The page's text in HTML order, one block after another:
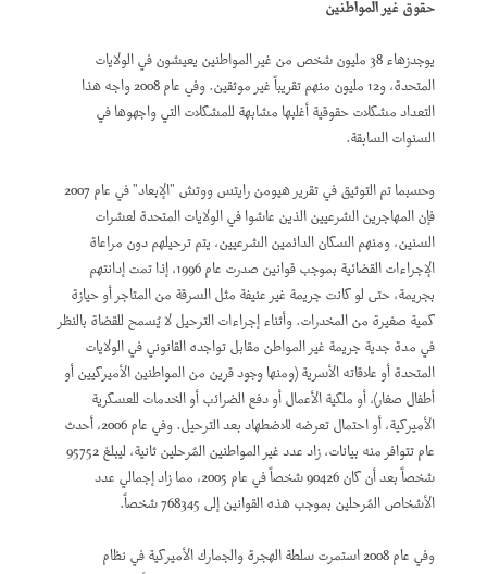
حقوق غير المواطنين
يوجدزهاء 38 مليون شخص من غير المواطنين يعيشون في الولايات
المتحدة، و12 مليون منهم تقريباً غير موثقين. وفي عام 2008 واجه هذا
التعداد مشكلات حقوقية أغلبها مشابهة للمشكلات التي واجهوها في
السنوات السابقة.
وحسبما تم التوثيق في تقرير هيومن رايتس ووتش "الإبعاد" في عام 2007
فإن المهاجرين الشرعيين الذين عاشوا في الولايات المتحدة لعشرات
السنين، ومنهم السكان الدائمين الشرعيين، يتم ترحيلهم دون مراعاة
الإجراءات القضائية بموجب قوانين صدرت عام 1996، إذا تمت إدانتهم
بجريمة، حتى لو كانت جريمة غير عنيفة مثل السرقة من المتاجر أو حيازة
كمية صغيرة من المخدرات. وأثناء إجراءات الترحيل لا يُسمح للقضاة بالنظر
في مدة جدية جريمة غير المواطن مقابل تواجده القانوني في الولايات
المتحدة أو علاقاته الأسرية (ومنها وجود قرين من المواطنين الأميركيين أو
أطفال صغار)، أو ملكية الأعمال أو دفع الضرائب أو الخدمات للعسكرية
الأميركية، أو احتمال تعرضه للاضطهاد بعد الترحيل. وفي عام 2006، أحدث
عام تتوافر منه بيانات، زاد عدد غير المواطنين المُرحلين ثانية، ليبلغ 95752
شخصاً بعد أن كان 90426 شخصاً في عام 2005، مما زاد إجمالي عدد
الأشخاص المُرحلين بموجب هذه القوانين إلى 768345 شخصاً.
وفي عام 2008 استمرت سلطة الهجرة والجمارك الأميركية في نظام